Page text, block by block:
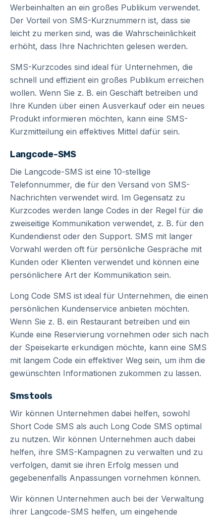
Werbeinhalten an ein großes Publikum verwendet.
Der Vorteil von SMS-Kurznummern ist, dass sie
leicht zu merken sind, was die Wahrscheinlichkeit
erhöht, dass Ihre Nachrichten gelesen werden.
SMS-Kurzcodes sind ideal für Unternehmen, die
schnell und effizient ein großes Publikum erreichen
wollen. Wenn Sie z. B. ein Geschäft betreiben und
Ihre Kunden über einen Ausverkauf oder ein neues
Produkt informieren möchten, kann eine SMS-
Kurzmitteilung ein effektives Mittel dafür sein.
Langcode-SMS
Die Langcode-SMS ist eine 10-stellige
Telefonnummer, die für den Versand von SMS-
Nachrichten verwendet wird. Im Gegensatz zu
Kurzcodes werden lange Codes in der Regel für die
zweiseitige Kommunikation verwendet, z. B. für den
Kundendienst oder den Support. SMS mit langer
Vorwahl werden oft für persönliche Gespräche mit
Kunden oder Klienten verwendet und können eine
persönlichere Art der Kommunikation sein.
Long Code SMS ist ideal für Unternehmen, die einen
persönlichen Kundenservice anbieten möchten.
Wenn Sie z. B. ein Restaurant betreiben und ein
Kunde eine Reservierung vornehmen oder sich nach
der Speisekarte erkundigen möchte, kann eine SMS
mit langem Code ein effektiver Weg sein, um ihm die
gewünschten Informationen zukommen zu lassen.
Smstools
Wir können Unternehmen dabei helfen, sowohl
Short Code SMS als auch Long Code SMS optimal
zu nutzen. Wir können Unternehmen auch dabei
helfen, ihre SMS-Kampagnen zu verwalten und zu
verfolgen, damit sie ihren Erfolg messen und
gegebenenfalls Anpassungen vornehmen können.
Wir können Unternehmen auch bei der Verwaltung
ihrer Langcode-SMS helfen, um eingehende